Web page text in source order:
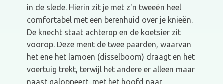
in de slede. Hierin zit je met z'n tweeën heel
comfortabel met een berenhuid over je knieën.
De knecht staat achterop en de koetsier zit
voorop. Deze ment de twee paarden, waarvan
het ene het lamoen (disselboom) draagt en het
voertuig trekt, terwijl het andere er alleen maar
naast galoppeert, met het hoofd naar